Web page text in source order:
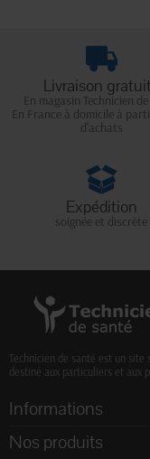
Livraison
En magasin Technicien
En France à domicile à
d'achats
Expédition
soignée et discrète
Technicien de santé est un
destiné aux particuliers et aux
Informations
Nos produits